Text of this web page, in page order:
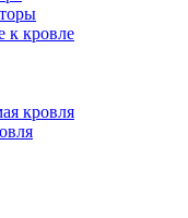
к кровле
кровля